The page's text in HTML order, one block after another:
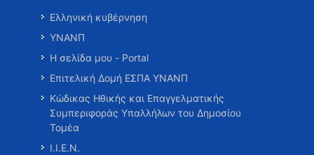
Ελληνική κυβέρνηση
ΥΝΑΝΠ
Η σελίδα μου - Portal
Επιτελική Δομή ΕΣΠΑ ΥΝΑΝΠ
Κώδικας Ηθικής και Επαγγελματικής
Συμπεριφοράς Υπαλλήλων του Δημοσίου
Τομέα
Ι.Ι.Ε.Ν.